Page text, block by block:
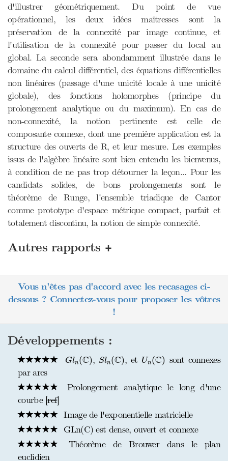
d'illustrer géométriquement. Du point de vue
opérationnel, les deux idées maîtresses sont la
préservation de la connexité par image continue, et
l'utilisation de la connexité pour passer du local au
global. La seconde sera abondamment illustrée dans le
domaine du calcul différentiel, des équations différentielles
non linéaires (passage d'une unicité locale à une unicité
globale), des fonctions holomorphes (principe du
prolongement analytique ou du maximum). En cas de
non-connexité, la notion pertinente est celle de
composante connexe, dont une première application est la
structure des ouverts de R, et leur mesure. Les exemples
issus de l'algèbre linéaire sont bien entendu les bienvenus,
à condition de ne pas trop détourner la leçon... Pour les
candidats solides, de bons prolongements sont le
théorème de Runge, l'ensemble triadique de Cantor
comme prototype d'espace métrique compact, parfait et
totalement discontinu, la notion de simple connexité.
Autres rapports +
Vous n'êtes pas d'accord avec les recasages ci-
dessous ? Connectez-vous pour proposer les vôtres
!
Développements :
Gln(C)
Gln (C), Sln(C)
Sln (C), et Un(C)
Un(C) sont connexes
par arcs
Prolongement analytique le long d'une
courbe [ref]
Image de l'exponentielle matricielle
GLn(C) est dense, ouvert et connexe
Théorème de Brouwer dans le plan
euclidien